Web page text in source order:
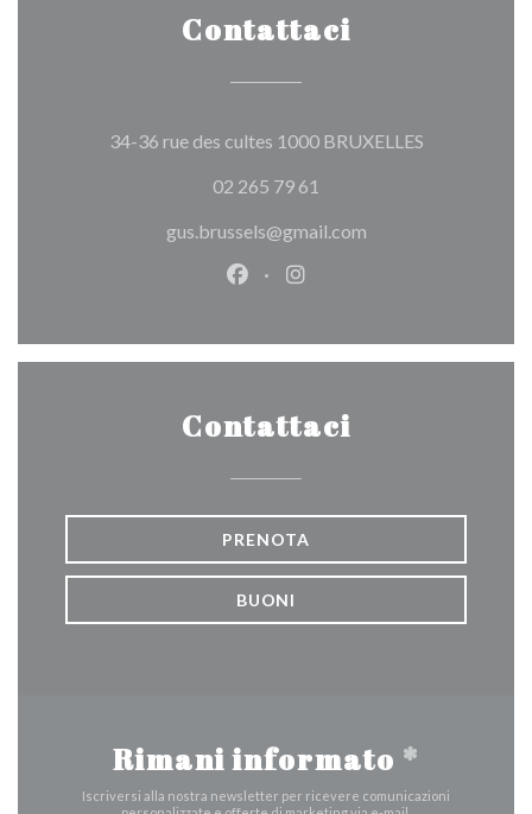
Contattaci
34-36 rue des cultes 1000 BRUXELLES((apre una
02 265 79 61
gus.brussels@gmail.com
Facebook ((apre una nuova
Instagram ((apre una
Contattaci
PRENOTA
BUONI
Rimani informato *
Iscriversi alla nostra newsletter per ricevere comunicazioni